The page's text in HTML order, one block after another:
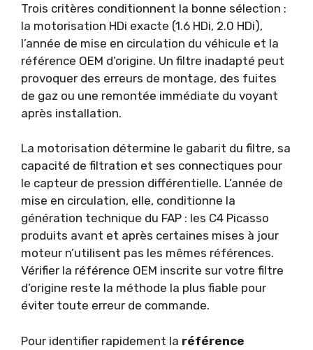
Trois critères conditionnent la bonne sélection :
la motorisation HDi exacte (1.6 HDi, 2.0 HDi),
l’année de mise en circulation du véhicule et la
référence OEM d’origine. Un filtre inadapté peut
provoquer des erreurs de montage, des fuites
de gaz ou une remontée immédiate du voyant
après installation.
La motorisation détermine le gabarit du filtre, sa
capacité de filtration et ses connectiques pour
le capteur de pression différentielle. L’année de
mise en circulation, elle, conditionne la
génération technique du FAP : les C4 Picasso
produits avant et après certaines mises à jour
moteur n’utilisent pas les mêmes références.
Vérifier la référence OEM inscrite sur votre filtre
d’origine reste la méthode la plus fiable pour
éviter toute erreur de commande.
Pour identifier rapidement la référence